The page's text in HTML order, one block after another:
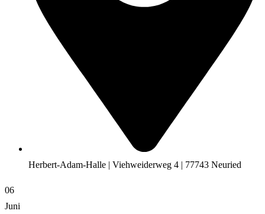
Herbert-Adam-Halle | Viehweiderweg 4 | 77743 Neuried
06
Juni